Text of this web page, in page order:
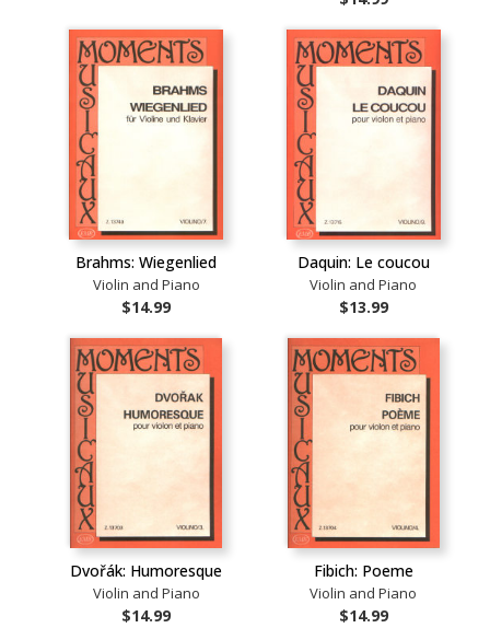
Brahms: Wiegenlied
Violin and Piano
$14.99
Daquin: Le coucou
Violin and Piano
$13.99
Dvořák: Humoresque
Violin and Piano
$14.99
Fibich: Poeme
Violin and Piano
$14.99